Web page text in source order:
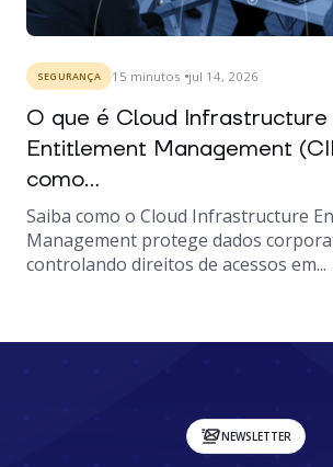
SEGURANÇA 15 minutos jul 14, 2026
O que é Cloud Infrastructure
Entitlement Management
como...
Saiba como o Cloud Infrastructure
Management protege dados
controlando direitos de acessos em...
NEWSLETTER